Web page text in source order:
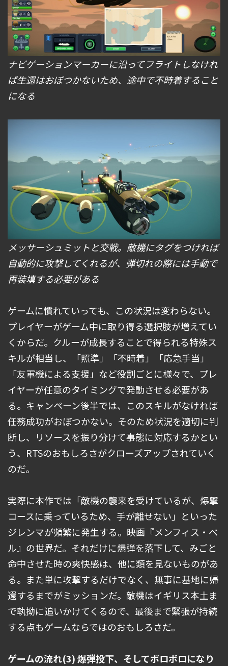
ナビゲーションマーカーに沿ってフライトしなけれ
ば生還はおぼつかないため、途中で不時着すること
になる
メッサーシュミットと交戦。敵機にタグをつければ
自動的に攻撃してくれるが、弾切れの際には手動で
再装填する必要がある
ゲームに慣れていっても、この状況は変わらない。
プレイヤーがゲーム中に取り得る選択肢が増えてい
くからだ。クルーが成長することで得られる特殊ス
キルが相当し、「照準」「不時着」「応急手当」
「友軍機による支援」など役割ごとに様々で、プレ
イヤーが任意のタイミングで発動させる必要があ
る。キャンペーン後半では、このスキルがなければ
任務成功がおぼつかない。そのため状況を適切に判
断し、リソースを振り分けて事態に対応するかとい
う、RTSのおもしろさがクローズアップされていく
のだ。
実際に本作では「敵機の襲来を受けているが、爆撃
コースに乗っているため、手が離せない」といった
ジレンマが頻繁に発生する。映画『メンフィス・ベ
ル』の世界だ。それだけに爆弾を落下して、みごと
命中させた時の爽快感は、他に類を見ないものがあ
る。また単に攻撃するだけでなく、無事に基地に帰
還するまでがミッションだ。敵機はイギリス本土ま
で執拗に追いかけてくるので、最後まで緊張が持続
する点もゲームならではのおもしろさだ。
ゲームの流れ(3) 爆弾投下、そしてボロボロになり